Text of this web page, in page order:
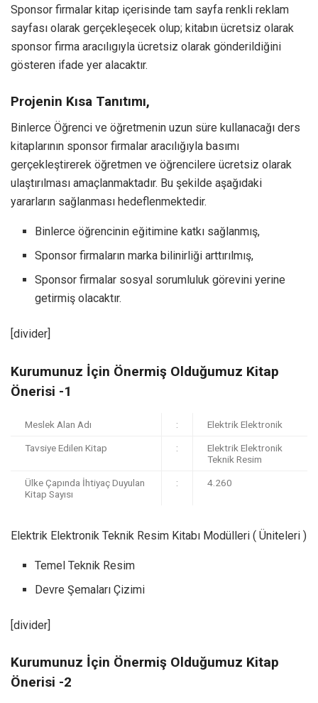
Sponsor firmalar kitap içerisinde tam sayfa renkli reklam
sayfası olarak gerçekleşecek olup; kitabın ücretsiz olarak
sponsor firma aracılıgıyla ücretsiz olarak gönderildiğini
gösteren ifade yer alacaktır.
Projenin Kısa Tanıtımı,
Binlerce Öğrenci ve öğretmenin uzun süre kullanacağı ders
kitaplarının sponsor firmalar aracılığıyla basımı
gerçekleştirerek öğretmen ve öğrencilere ücretsiz olarak
ulaştırılması amaçlanmaktadır. Bu şekilde aşağıdaki
yararların sağlanması hedeflenmektedir.
Binlerce öğrencinin eğitimine katkı sağlanmış,
Sponsor firmaların marka bilinirliği arttırılmış,
Sponsor firmalar sosyal sorumluluk görevini yerine
getirmiş olacaktır.
[divider]
Kurumunuz İçin Önermiş Olduğumuz Kitap
Önerisi -1
Meslek Alan Adı : Elektrik Elektronik
Tavsiye Edilen Kitap :
Elektrik Elektronik
Teknik Resim
Ülke Çapında İhtiyaç Duyulan
Kitap Sayısı
: 4.260
Elektrik Elektronik Teknik Resim Kitabı Modülleri ( Üniteleri )
Temel Teknik Resim
Devre Şemaları Çizimi
[divider]
Kurumunuz İçin Önermiş Olduğumuz Kitap
Önerisi -2